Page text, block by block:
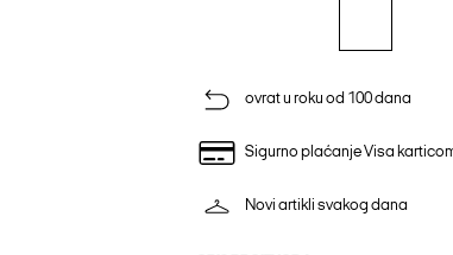
ovrat u roku od 100 dana
Sigurno plaćanje Visa
Novi artikli svakog dana